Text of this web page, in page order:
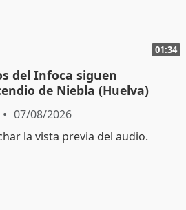
01:34
del Infoca siguen
de Niebla (Huelva)
07/08/2026